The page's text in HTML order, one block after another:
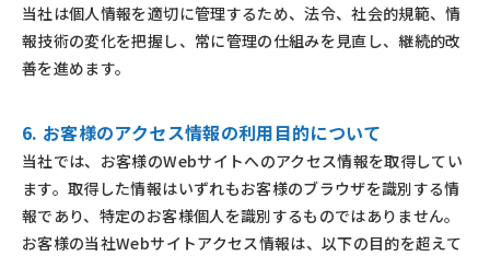
当社は個人情報を適切に管理するため、法令、社会的規範、情
報技術の変化を把握し、常に管理の仕組みを見直し、継続的改
善を進めます。
6. お客様のアクセス情報の利用目的について
当社では、お客様のWebサイトへのアクセス情報を取得してい
ます。取得した情報はいずれもお客様のブラウザを識別する情
報であり、特定のお客様個人を識別するものではありません。
お客様の当社Webサイトアクセス情報は、以下の目的を超えて